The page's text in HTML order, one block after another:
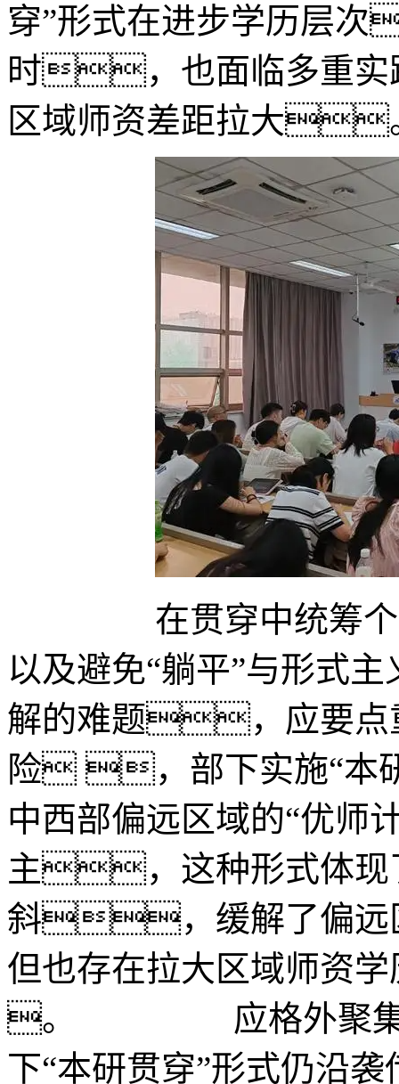
穿”形式在进步学历层
时，也面临多重
区域师资差距拉大
在贯穿中统筹个性
以及避免“躺平”与形
解的难题，应要点
险 ，部下实施
中西部偏远区域的“优师
主，这种形式体现
斜，缓解了偏远
但也存在拉大区域师
。 应格外聚集形
下“本研贯穿”形式仍沿袭